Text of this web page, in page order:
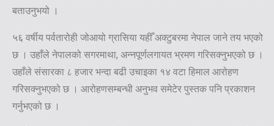
बताउनुभयो ।
५६ वर्षीय पर्वतारोही जोआयो ग्रासिया यहीँ अक्टुबरमा नेपाल जाने तय भएको
छ । उहाँले नेपालको सगरमाथा, अन्नपूर्णलगायत भ्रमण गरिसक्नुभएको छ ।
उहाँले संसारका ८ हजार भन्दा बढी उचाइका १४ वटा हिमाल आरोहण
गरिसक्नुभएको छ । आरोहणसम्बन्धी अनुभव समेटेर पुस्तक पनि प्रकाशन
गर्नुभएको छ ।